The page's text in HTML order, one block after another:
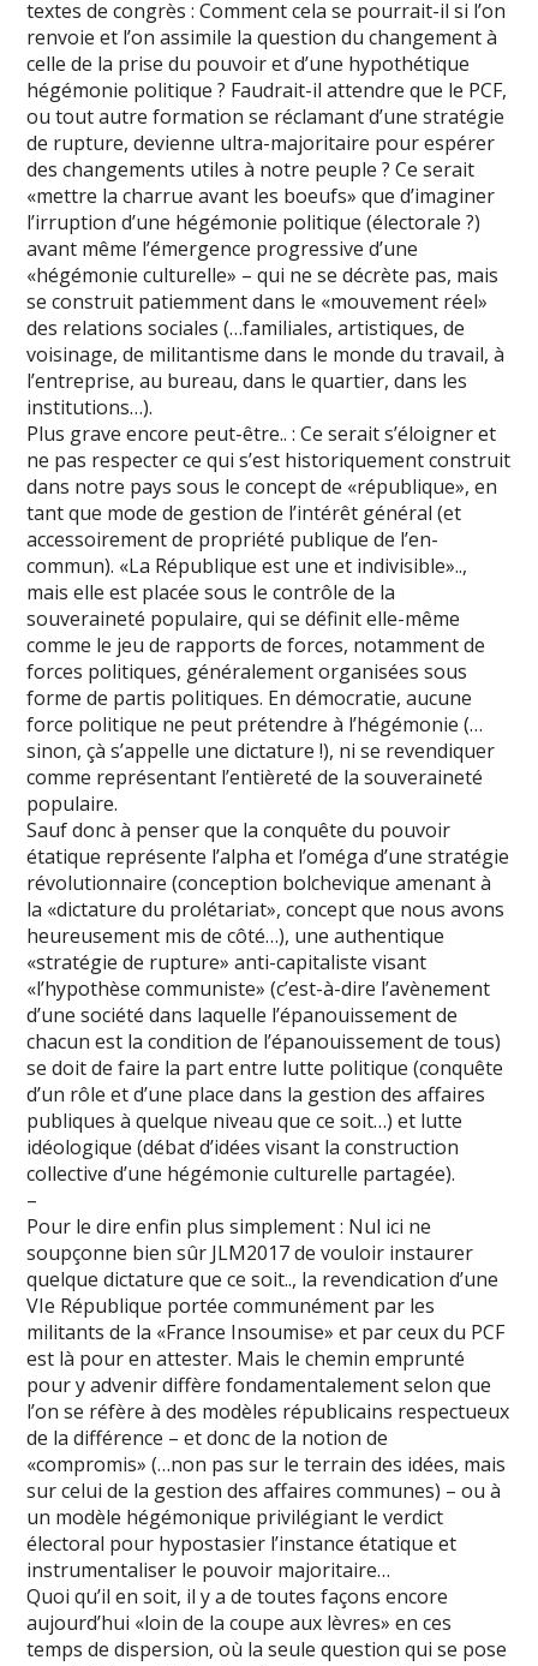
textes de congrès : Comment cela se pourrait-il si l’on
renvoie et l’on assimile la question du changement à
celle de la prise du pouvoir et d’une hypothétique
hégémonie politique ? Faudrait-il attendre que le PCF,
ou tout autre formation se réclamant d’une stratégie
de rupture, devienne ultra-majoritaire pour espérer
des changements utiles à notre peuple ? Ce serait
«mettre la charrue avant les boeufs» que d’imaginer
l’irruption d’une hégémonie politique (électorale ?)
avant même l’émergence progressive d’une
«hégémonie culturelle» – qui ne se décrète pas, mais
se construit patiemment dans le «mouvement réel»
des relations sociales (…familiales, artistiques, de
voisinage, de militantisme dans le monde du travail, à
l’entreprise, au bureau, dans le quartier, dans les
institutions…).
Plus grave encore peut-être.. : Ce serait s’éloigner et
ne pas respecter ce qui s’est historiquement construit
dans notre pays sous le concept de «république», en
tant que mode de gestion de l’intérêt général (et
accessoirement de propriété publique de l’en-
commun). «La République est une et indivisible»..,
mais elle est placée sous le contrôle de la
souveraineté populaire, qui se définit elle-même
comme le jeu de rapports de forces, notamment de
forces politiques, généralement organisées sous
forme de partis politiques. En démocratie, aucune
force politique ne peut prétendre à l’hégémonie (…
sinon, çà s’appelle une dictature !), ni se revendiquer
comme représentant l’entièreté de la souveraineté
populaire.
Sauf donc à penser que la conquête du pouvoir
étatique représente l’alpha et l’oméga d’une stratégie
révolutionnaire (conception bolchevique amenant à
la «dictature du prolétariat», concept que nous avons
heureusement mis de côté…), une authentique
«stratégie de rupture» anti-capitaliste visant
«l’hypothèse communiste» (c’est-à-dire l’avènement
d’une société dans laquelle l’épanouissement de
chacun est la condition de l’épanouissement de tous)
se doit de faire la part entre lutte politique (conquête
d’un rôle et d’une place dans la gestion des affaires
publiques à quelque niveau que ce soit…) et lutte
idéologique (débat d’idées visant la construction
collective d’une hégémonie culturelle partagée).
–
Pour le dire enfin plus simplement : Nul ici ne
soupçonne bien sûr JLM2017 de vouloir instaurer
quelque dictature que ce soit.., la revendication d’une
VIe République portée communément par les
militants de la «France Insoumise» et par ceux du PCF
est là pour en attester. Mais le chemin emprunté
pour y advenir diffère fondamentalement selon que
l’on se réfère à des modèles républicains respectueux
de la différence – et donc de la notion de
«compromis» (…non pas sur le terrain des idées, mais
sur celui de la gestion des affaires communes) – ou à
un modèle hégémonique privilégiant le verdict
électoral pour hypostasier l’instance étatique et
instrumentaliser le pouvoir majoritaire…
Quoi qu’il en soit, il y a de toutes façons encore
aujourd’hui «loin de la coupe aux lèvres» en ces
temps de dispersion, où la seule question qui se pose